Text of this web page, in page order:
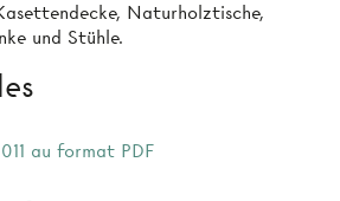
Naturholztische,
und Stühle.
au format PDF